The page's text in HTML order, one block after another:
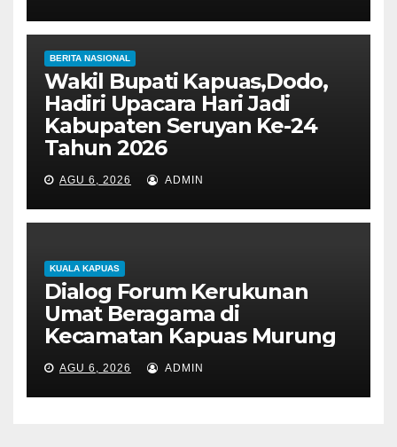
BERITA NASIONAL
Wakil Bupati Kapuas,Dodo,
Hadiri Upacara Hari Jadi
Kabupaten Seruyan Ke-24
Tahun 2026
AGU 6, 2026 ADMIN
KUALA KAPUAS
Dialog Forum Kerukunan
Umat Beragama di
Kecamatan Kapuas Murung
AGU 6, 2026 ADMIN